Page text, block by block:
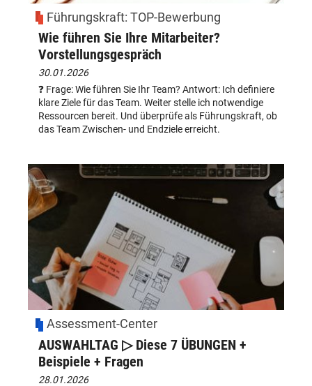
Führungskraft: TOP-Bewerbung
Wie führen Sie Ihre Mitarbeiter?
Vorstellungsgespräch
30.01.2026
❓ Frage: Wie führen Sie Ihr Team? Antwort: Ich definiere
klare Ziele für das Team. Weiter stelle ich notwendige
Ressourcen bereit. Und überprüfe als Führungskraft, ob
das Team Zwischen- und Endziele erreicht.
Assessment-Center
AUSWAHLTAG ▷ Diese 7 ÜBUNGEN +
Beispiele + Fragen
28.01.2026